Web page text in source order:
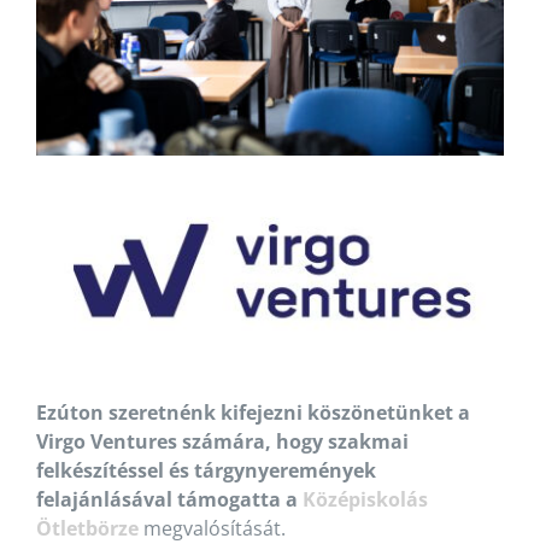
Ezúton szeretnénk kifejezni köszönetünket a
Virgo Ventures számára, hogy szakmai
felkészítéssel és tárgynyeremények
felajánlásával támogatta a Középiskolás
Ötletbörzemegvalósítását.